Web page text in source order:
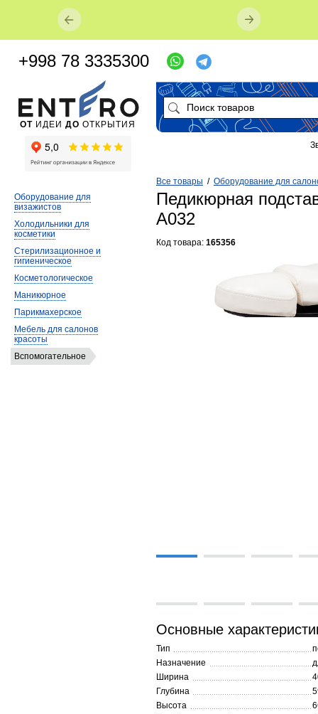
Все товары / Оборудование для
Педикюрная
A032
Код товара: 165356
Основные
Тип
Назначение
Ширина
Глубина
Высота
Оборудование для
визажистов
Холодильники для
косметики
Стерилизационное и
гигиеническое
Косметологическое
Маникюрное
Парикмахерское
Мебель для салонов
красоты
Вспомогательное
ОТ ИДЕИ ДО ОТКРЫТИЯ
+998 78 3335300